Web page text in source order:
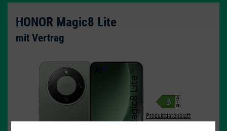
HONOR Magic8 Lite
mit Vertrag
Produktdatenblatt